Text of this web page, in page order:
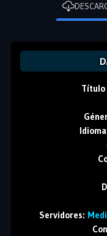
Título
Servidores: